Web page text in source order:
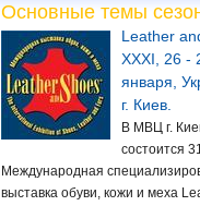
Основные темы
Leather
XXXI, 26 -
января,
г. Киев.
В МВЦ г.
состоится
Международная
выставка обуви, кожи и меха